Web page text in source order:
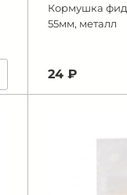
Кормушка
55мм, металл
24 ₽